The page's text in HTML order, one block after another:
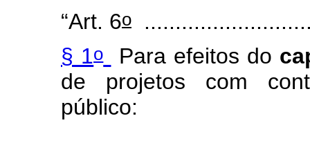
“Art. 6o
§ 1o Para efeitos do
de projetos com
público: